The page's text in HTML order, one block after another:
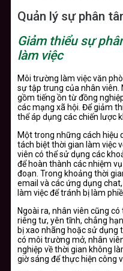
Quản lý sự phân
Giảm thiểu sự
làm việc
Môi trường làm việc văn
sự tập trung của nhân viên.
gồm tiếng ồn từ đồng
các mạng xã hội. Để giảm
thể áp dụng các chiến lược
Một trong những cách hiệu
tách biệt thời gian làm việc
viên có thể sử dụng các
để hoàn thành các nhiệm
đoạn. Trong khoảng thời
email và các ứng dụng
làm việc để tránh bị làm
Ngoài ra, nhân viên cũng
riêng tư, yên tĩnh, chẳng
bị xao nhãng hoặc sử dụng
có môi trường mở, nhân
nghiệp về thời gian không
giờ sáng để thực hiện công